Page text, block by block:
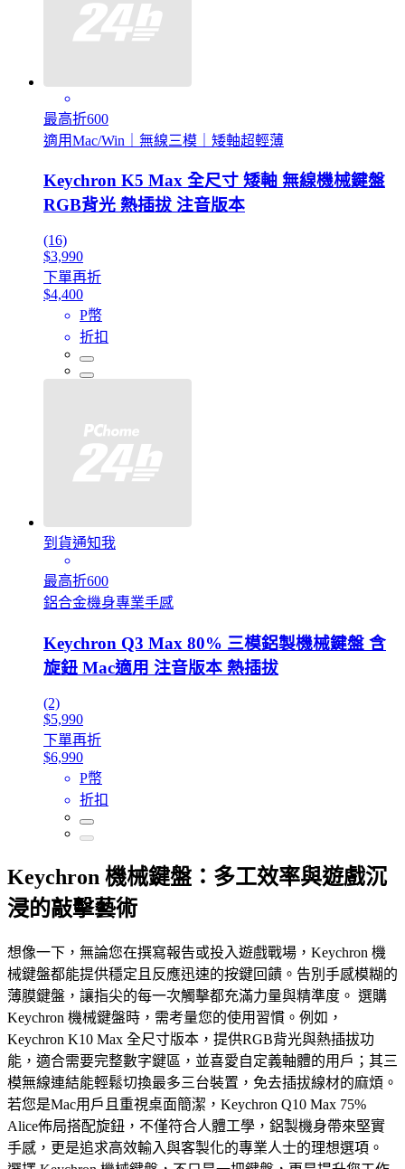
最高折600
適用Mac/Win｜無線三模｜矮軸超輕薄
Keychron K5 Max 全尺寸 矮軸 無線機械鍵盤
RGB背光 熱插拔 注音版本
(16)
$3,990
下單再折
$4,400
P幣
折扣
到貨通知我
最高折600
鋁合金機身專業手感
Keychron Q3 Max 80% 三模鋁製機械鍵盤 含
旋鈕 Mac適用 注音版本 熱插拔
(2)
$5,990
下單再折
$6,990
P幣
折扣
Keychron 機械鍵盤：多工效率與遊戲沉
浸的敲擊藝術
想像一下，無論您在撰寫報告或投入遊戲戰場，Keychron 機
械鍵盤都能提供穩定且反應迅速的按鍵回饋。告別手感模糊的
薄膜鍵盤，讓指尖的每一次觸擊都充滿力量與精準度。 選購
Keychron 機械鍵盤時，需考量您的使用習慣。例如，
Keychron K10 Max 全尺寸版本，提供RGB背光與熱插拔功
能，適合需要完整數字鍵區，並喜愛自定義軸體的用戶；其三
模無線連結能輕鬆切換最多三台裝置，免去插拔線材的麻煩。
若您是Mac用戶且重視桌面簡潔，Keychron Q10 Max 75%
Alice佈局搭配旋鈕，不僅符合人體工學，鋁製機身帶來堅實
手感，更是追求高效輸入與客製化的專業人士的理想選項。